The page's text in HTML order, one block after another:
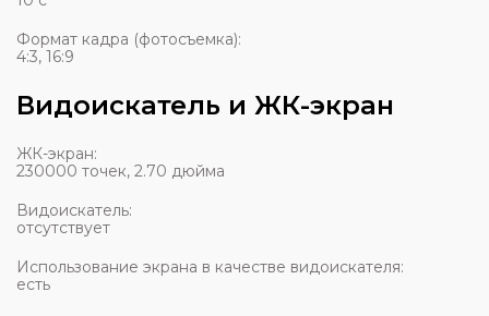
Формат кадра (фотосъемка):
4:3, 16:9
Видоискатель и ЖК-экран
ЖК-экран:
230000 точек, 2.70 дюйма
Видоискатель:
отсутствует
Использование экрана в качестве видоискателя:
есть